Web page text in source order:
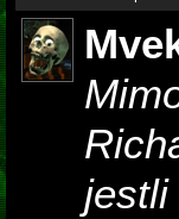
jestli